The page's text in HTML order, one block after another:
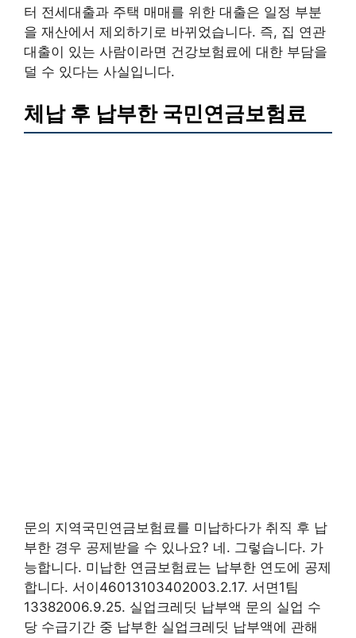
터 전세대출과 주택 매매를 위한 대출은 일정 부분
을 재산에서 제외하기로 바뀌었습니다. 즉, 집 연관
대출이 있는 사람이라면 건강보험료에 대한 부담을
덜 수 있다는 사실입니다.
체납 후 납부한 국민연금보험료
문의 지역국민연금보험료를 미납하다가 취직 후 납
부한 경우 공제받을 수 있나요? 네. 그렇습니다. 가
능합니다. 미납한 연금보험료는 납부한 연도에 공제
합니다. 서이46013103402003.2.17. 서면1팀
13382006.9.25. 실업크레딧 납부액 문의 실업 수
당 수급기간 중 납부한 실업크레딧 납부액에 관해